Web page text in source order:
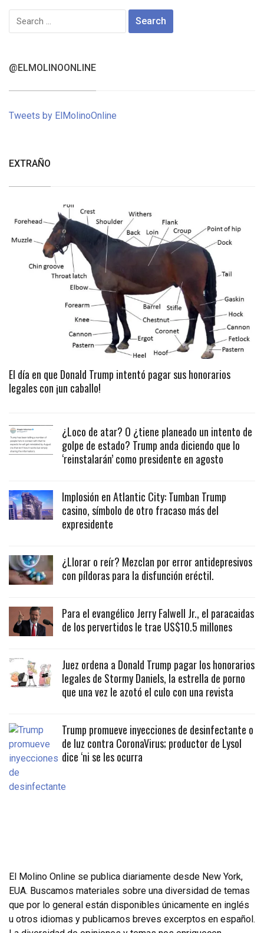
Search
for:
@ELMOLINOONLINE
Tweets by ElMolinoOnline
EXTRAÑO
El día en que Donald Trump intentó pagar sus honorarios
legales con ¡un caballo!
¿Loco de atar? O ¿tiene planeado un intento de
golpe de estado? Trump anda diciendo que lo
‘reinstalarán’ como presidente en agosto
Implosión en Atlantic City: Tumban Trump
casino, símbolo de otro fracaso más del
expresidente
¿Llorar o reír? Mezclan por error antidepresivos
con píldoras para la disfunción eréctil.
Para el evangélico Jerry Falwell Jr., el paracaidas
de los pervertidos le trae US$10.5 millones
Juez ordena a Donald Trump pagar los honorarios
legales de Stormy Daniels, la estrella de porno
que una vez le azotó el culo con una revista
Trump promueve inyecciones de desinfectante o
de luz contra CoronaVirus; productor de Lysol
dice ‘ni se les ocurra
El Molino Online se publica diariamente desde New York,
EUA. Buscamos materiales sobre una diversidad de temas
que por lo general están disponibles únicamente en inglés
u otros idiomas y publicamos breves excerptos en español.